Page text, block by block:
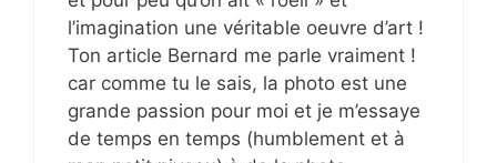
l’imagination une véritable oeuvre d’art !
Ton article Bernard me parle vraiment !
car comme tu le sais, la photo est une
grande passion pour moi et je m’essaye
de temps en temps (humblement et à